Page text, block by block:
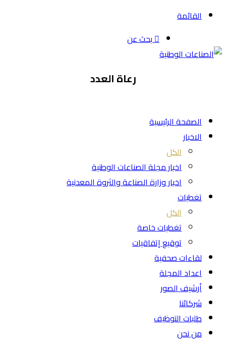
القائمة
بحث عن
رعاة العدد
الصفحة الرئيسية
الاخبار
الكل
اخبار مجلة الصناعات الوطنية
اخبار وزارة الصناعة والثروة المعدنية
تغطيات
الكل
تغطيات خاصة
توقيع إتفاقيات
لقاءات صحفية
اعداد المجلة
أرشيف الصور
شركائنا
طلبات التوظيف
من نحن